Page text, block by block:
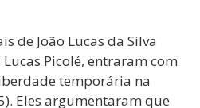
de João Lucas da Silva
Picolé, entraram com
temporária na
Eles argumentaram que